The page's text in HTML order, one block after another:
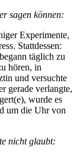
sagen können:
Experimente,
Stattdessen:
täglich zu
hören, in
und versuchte
gerade verlangte,
wurde es
um die Uhr von
nicht glaubt: